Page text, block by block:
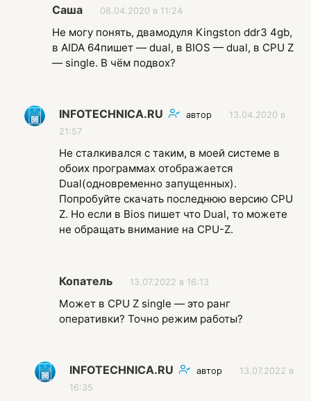
Саша 08.04.2020 в 11:24
Не могу понять, двамодуля Kingston ddr3 4gb,
в АIDA 64пишет — dual, в BIOS — dual, в CPU Z
— single. В чём подвох?
INFOTECHNICA.RU автор
13.04.2020 в
21:57
Не сталкивался с таким, в моей системе в
обоих программах отображается
Dual(одновременно запущенных).
Попробуйте скачать последнюю версию CPU
Z. Но если в Bios пишет что Dual, то можете
не обращать внимание на CPU-Z.
Копатель 13.07.2022 в 16:13
Может в CPU Z single — это ранг
оперативки? Точно режим работы?
INFOTECHNICA.RU автор
13.07.2022 в
16:35